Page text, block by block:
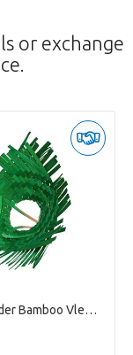
or exchange
Bouquet holder Bamboo Vlecht D25cm